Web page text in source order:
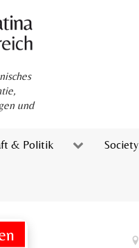
und
& Politik Society